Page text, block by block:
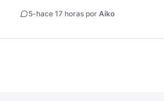
5-hace 17 horas porAiko